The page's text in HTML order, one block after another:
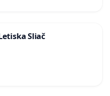
Sliač